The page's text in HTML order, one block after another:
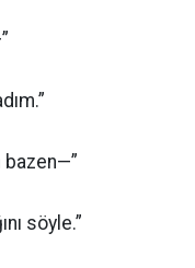
bazen—”
söyle.”